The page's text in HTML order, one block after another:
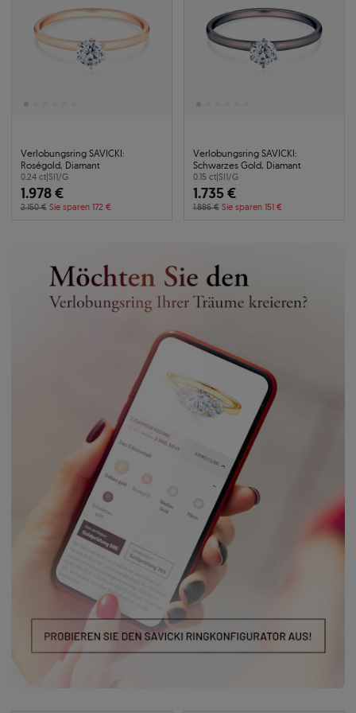
Verlobungsring SAVICKI:
Roségold, Diamant
0.24 ct|SI1/G
1.978 €
2.150 € Sie sparen 172 €
Verlobungsring SAVICKI:
Schwarzes Gold, Diamant
0.15 ct|SI1/G
1.735 €
1.886 € Sie sparen 151 €